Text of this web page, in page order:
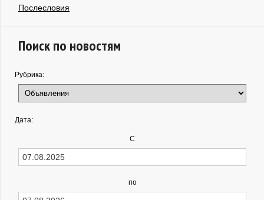
Послесловия
Поиск по новостям
Рубрика:
Дата:
С
по